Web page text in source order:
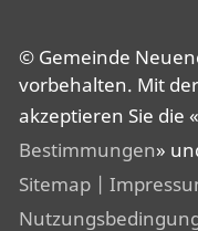
© Gemeinde
vorbehalten. Mit
akzeptieren Sie die «
Bestimmungen»
Sitemap |